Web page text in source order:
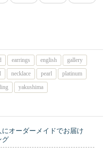
earrings english
gallery
necklace pearl
platinum
yakushima
オーダーメイドでお届け
グ